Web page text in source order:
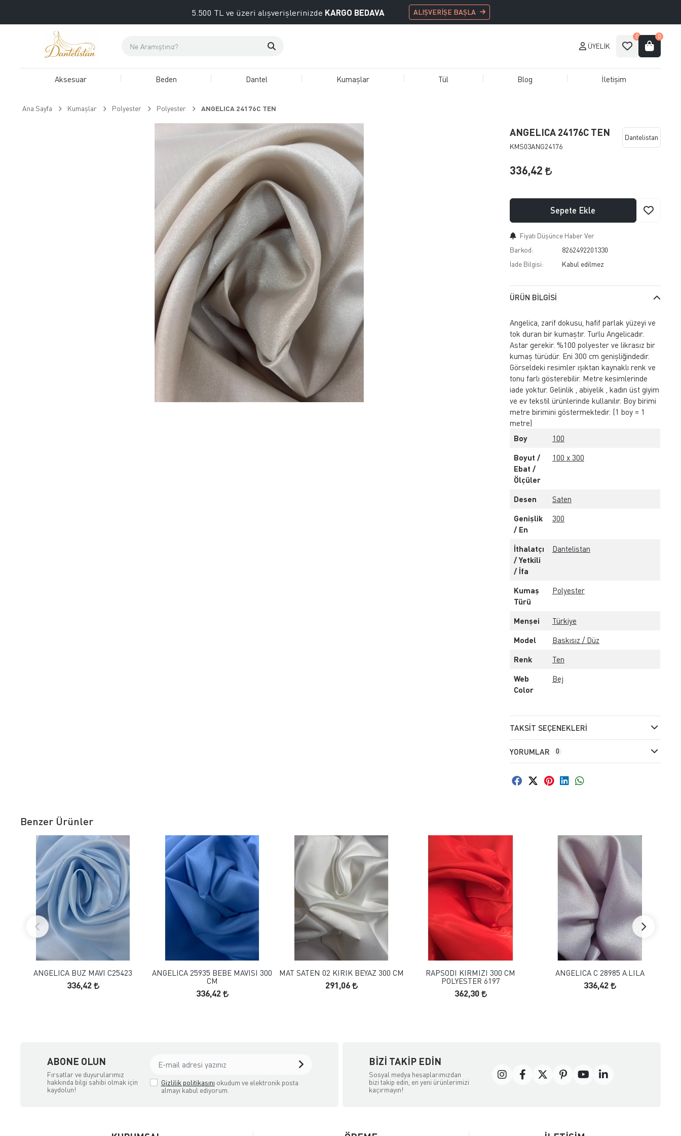
5.500 TL ve üzeri alışverişlerinizde KARGO BEDAVA ALIŞVERİŞE BAŞLA
ÜYELIK
0 0
Aksesuar Beden Dantel Kumaşlar Tül Blog İletişim
Ana Sayfa Kumaşlar Polyester Polyester ANGELICA 24176C TEN
ANGELICA 24176C TEN
KMS03ANG24176
Dantelistan
336,42
Sepete Ekle
Fiyatı Düşünce Haber Ver
Barkod:
8262492201330
İade Bilgisi:
ÜRÜN BILGISI
Angelica, zarif dokusu, hafif parlak yüzeyi ve
tok duran bir kumaştır. Turlu Angelicadır.
Astar gerekir. %100 polyester ve likrasız bir
kumaş türüdür. Eni 300 cm genişliğindedir.
Görseldeki resimler ışıktan kaynaklı renk ve
tonu farlı gösterebilir. Metre kesimlerinde
iade yoktur. Gelinlik , abiyelik , kadın üst giyim
ve ev tekstil ürünlerinde kullanılır. Boy birimi
metre birimini göstermektedir. (1 boy = 1
metre)
Boy
100
Boyut /
Ebat /
Ölçüler
100 x 300
Desen Saten
Genişlik
/ En
300
İthalatçı
/ Yetkili
/ İfa
Dantelistan
Kumaş
Türü
Polyester
Menşei Türkiye
Model Baskısız / Düz
Renk Ten
Web
Color
Bej
TAKSIT SEÇENEKLERI
YORUMLAR 0
Benzer Ürünler
FAVORILERE EKLE
SEPETE EKLE
ANGELICA BUZ MAVI C25423
336,42
FAVORILERE EKLE
SEPETE EKLE
ANGELICA 25935 BEBE MAVISI 300
CM
336,42
FAVORILERE EKLE
MAT SATEN 02 KIRIK BEYAZ 300 CM
291,06
FAVORILERE EKLE
RAPSODI KIRMIZI 300 CM
POLYESTER 6197
362,30
FAVORILERE EKLE
SEPETE EKLE
ANGELICA C 28985 A.LILA
336,42
ABONE OLUN
Fırsatlar ve duyurularımız
hakkında bilgi sahibi olmak için
kaydolun!
Gizlilik politikasını okudum ve elektronik posta
almayı kabul ediyorum.
BIZI TAKIP EDIN
Sosyal medya hesaplarımızdan
bizi takip edin, en yeni ürünlerimizi
kaçırmayın!